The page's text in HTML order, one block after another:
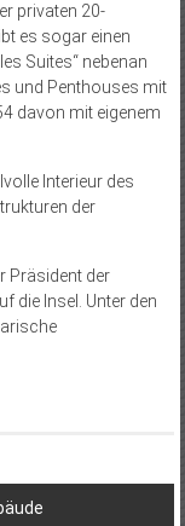
privaten 20-
es sogar einen
Suites“ nebenan
und Penthouses mit
davon mit eigenem
Interieur des
der
Präsident der
die Insel. Unter den